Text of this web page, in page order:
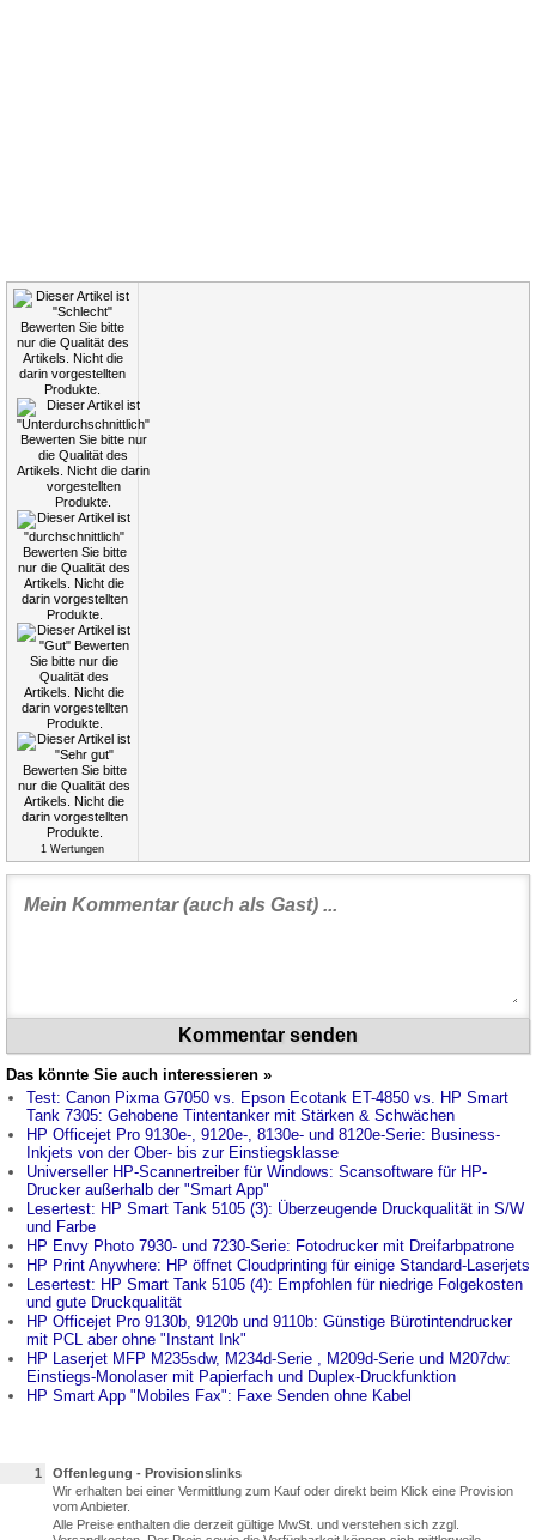
1 Wertungen
Kommentar senden
Das könnte Sie auch interessieren »
Test: Canon Pixma G7050 vs. Epson Ecotank ET-4850 vs. HP Smart
Tank 7305: Gehobene Tintentanker mit Stärken & Schwächen
HP Officejet Pro 9130e-, 9120e-, 8130e- und 8120e-Serie: Business-
Inkjets von der Ober- bis zur Einstiegsklasse
Universeller HP-Scannertreiber für Windows: Scansoftware für HP-
Drucker außerhalb der "Smart App"
Lesertest: HP Smart Tank 5105 (3): Überzeugende Druckqualität in S/W
und Farbe
HP Envy Photo 7930- und 7230-Serie: Fotodrucker mit Dreifarbpatrone
HP Print Anywhere: HP öffnet Cloudprinting für einige Standard-Laserjets
Lesertest: HP Smart Tank 5105 (4): Empfohlen für niedrige Folgekosten
und gute Druckqualität
HP Officejet Pro 9130b, 9120b und 9110b: Günstige Bürotintendrucker
mit PCL aber ohne "Instant Ink"
HP Laserjet MFP M235sdw, M234d-Serie , M209d-Serie und M207dw:
Einstiegs-Monolaser mit Papierfach und Duplex-Druckfunktion
HP Smart App "Mobiles Fax": Faxe Senden ohne Kabel
1
Offenlegung - Provisionslinks
Wir erhalten bei einer Vermittlung zum Kauf oder direkt beim Klick eine Provision
vom Anbieter.
Alle Preise enthalten die derzeit gültige MwSt. und verstehen sich zzgl.